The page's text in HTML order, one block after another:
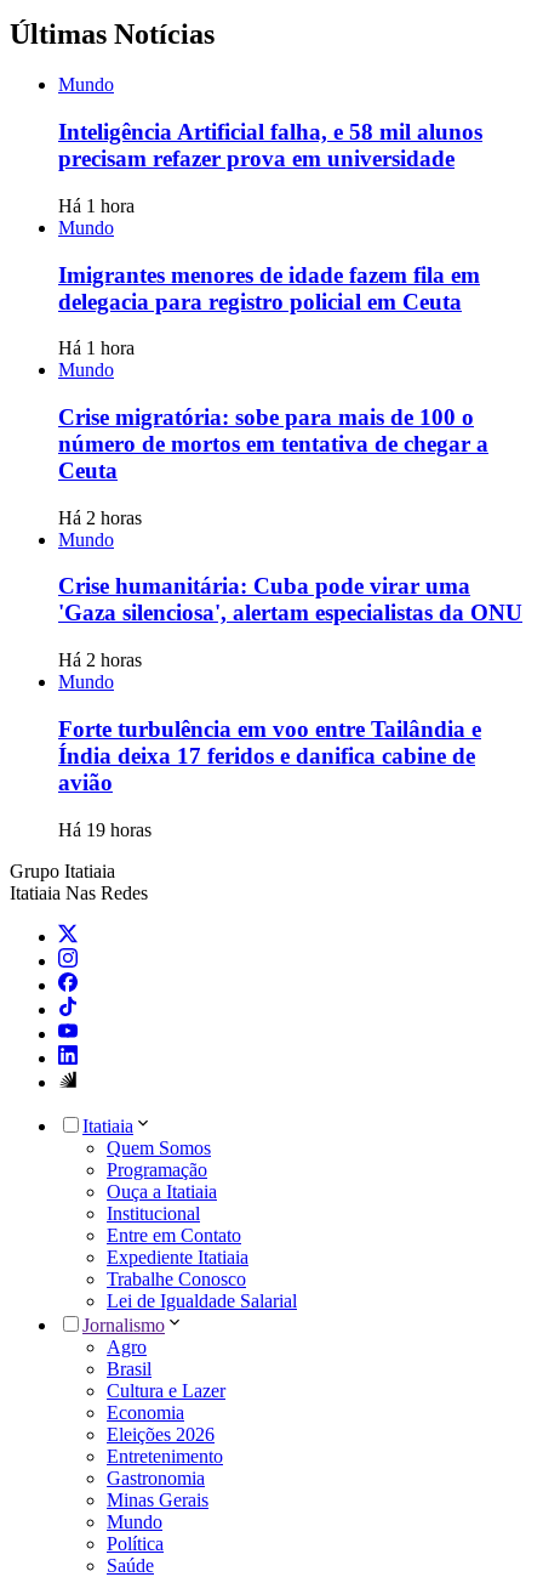
Últimas Notícias
Mundo
Inteligência Artificial falha, e 58 mil alunos
precisam refazer prova em universidade
Há 1 hora
Mundo
Imigrantes menores de idade fazem fila em
delegacia para registro policial em Ceuta
Há 1 hora
Mundo
Crise migratória: sobe para mais de 100 o
número de mortos em tentativa de chegar a
Ceuta
Há 2 horas
Mundo
Crise humanitária: Cuba pode virar uma
'Gaza silenciosa', alertam especialistas da ONU
Há 2 horas
Mundo
Forte turbulência em voo entre Tailândia e
Índia deixa 17 feridos e danifica cabine de
avião
Há 19 horas
Grupo Itatiaia
Itatiaia Nas Redes
Itatiaia
Quem Somos
Programação
Ouça a Itatiaia
Institucional
Entre em Contato
Expediente Itatiaia
Trabalhe Conosco
Lei de Igualdade Salarial
Jornalismo
Agro
Brasil
Cultura e Lazer
Economia
Eleições 2026
Entretenimento
Gastronomia
Minas Gerais
Mundo
Política
Saúde